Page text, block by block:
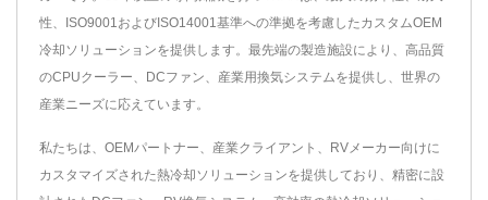
性、ISO9001およびISO14001基準への準拠を考慮したカスタムOEM
冷却ソリューションを提供します。最先端の製造施設により、高品質
のCPUクーラー、DCファン、産業用換気システムを提供し、世界の
産業ニーズに応えています。
私たちは、OEMパートナー、産業クライアント、RVメーカー向けに
カスタマイズされた熱冷却ソリューションを提供しており、精密に設